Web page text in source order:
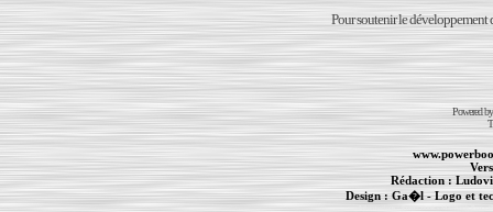
Pour soutenir le développement
Powered
Rédaction :
Design :Ga�l- Logo et
PowerBook